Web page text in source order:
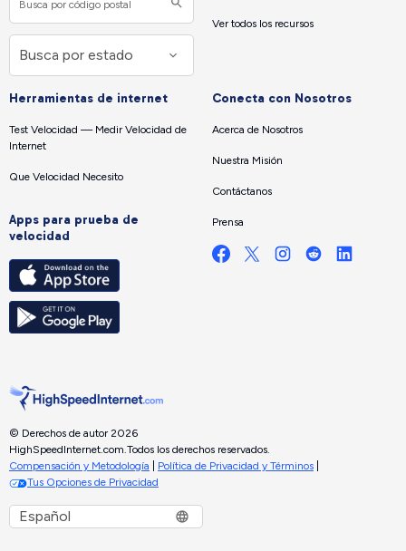
Ver todos los recursos
Herramientas de internet
Test Velocidad — Medir Velocidad de
Internet
Que Velocidad Necesito
Apps para prueba de
velocidad
Conecta con Nosotros
Acerca de Nosotros
Nuestra Misión
Contáctanos
Prensa
© Derechos de autor 2026
HighSpeedInternet.com. Todos los derechos reservados.
Compensación y Metodología
Política de Privacidad y Términos
Tus Opciones de Privacidad